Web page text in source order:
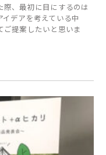
、最初に目にするのは
デアを考えている中
提案したいと思いま